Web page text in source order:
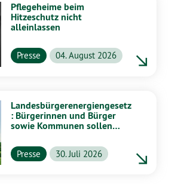
Pflegeheime beim
Hitzeschutz nicht
alleinlassen
Presse 04. August 2026
Landesbürgerenergiengesetz
: Bürgerinnen und Bürger
sowie Kommunen sollen
profitieren
Presse 30. Juli 2026